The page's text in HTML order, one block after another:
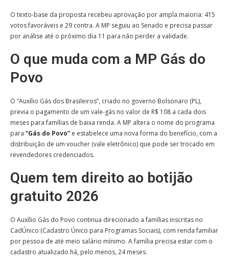
O texto-base da proposta recebeu aprovação por ampla maioria: 415
votos favoráveis e 29 contra. A MP seguiu ao Senado e precisa passar
por análise até o próximo dia 11 para não perder a validade.
O que muda com a MP Gás do
Povo
O “Auxílio Gás dos Brasileiros”, criado no governo Bolsonaro (PL),
previa o pagamento de um vale-gás no valor de R$ 108 a cada dois
meses para famílias de baixa renda. A MP altera o nome do programa
para “Gás do Povo” e estabelece uma nova forma do benefício, com a
distribuição de um voucher (vale eletrônico) que pode ser trocado em
revendedores credenciados.
Quem tem direito ao botijão
gratuito 2026
O Auxílio Gás do Povo continua direcionado a famílias inscritas no
CadÚnico (Cadastro Único para Programas Sociais), com renda familiar
por pessoa de até meio salário mínimo. A família precisa estar com o
cadastro atualizado há, pelo menos, 24 meses.